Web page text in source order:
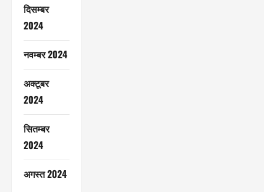
दिसम्बर
2024
नवम्बर 2024
अक्टूबर
2024
सितम्बर
2024
अगस्त 2024